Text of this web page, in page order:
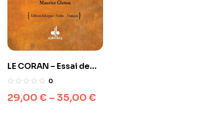
LE CORAN – Essai de
traduction du Coran –
arabe/français
0
29,00 € – 35,00 €